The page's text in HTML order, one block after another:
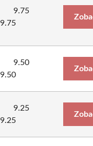
9.75
9.75
9.50
9.50
9.25
9.25